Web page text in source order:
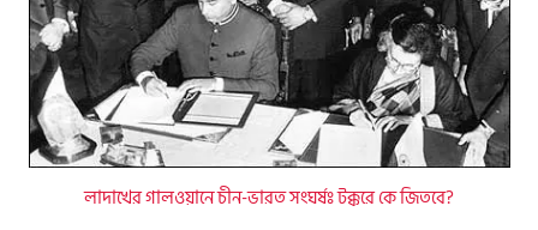
লাদাখের গালওয়ানে চীন-ভারত সংঘর্ষঃ টক্করে কে জিতবে?